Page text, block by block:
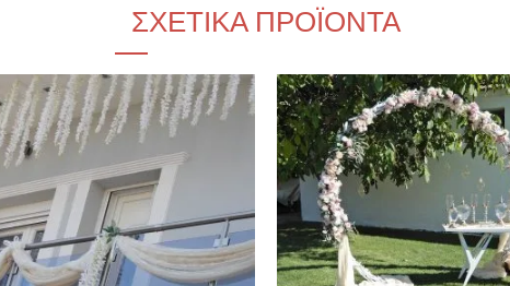
ΣΧΕΤΙΚΆ ΠΡΟΪΌΝΤΑ